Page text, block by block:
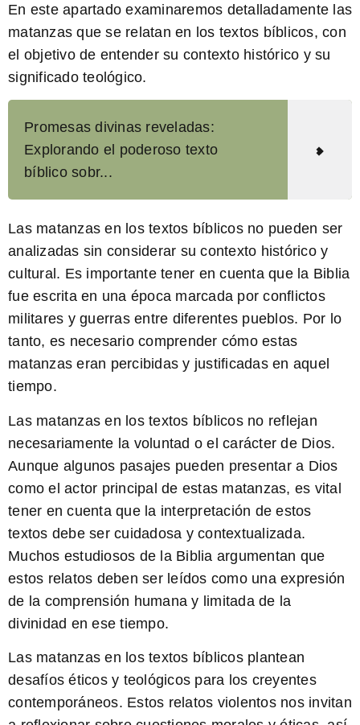
En este apartado examinaremos detalladamente las
matanzas que se relatan en los textos bíblicos, con
el objetivo de entender su contexto histórico y su
significado teológico.
Promesas divinas reveladas:
Explorando el poderoso texto
bíblico sobr...
Las matanzas en los textos bíblicos no pueden ser
analizadas sin considerar su contexto histórico y
cultural. Es importante tener en cuenta que la Biblia
fue escrita en una época marcada por conflictos
militares y guerras entre diferentes pueblos. Por lo
tanto, es necesario comprender cómo estas
matanzas eran percibidas y justificadas en aquel
tiempo.
Las matanzas en los textos bíblicos no reflejan
necesariamente la voluntad o el carácter de Dios.
Aunque algunos pasajes pueden presentar a Dios
como el actor principal de estas matanzas, es vital
tener en cuenta que la interpretación de estos
textos debe ser cuidadosa y contextualizada.
Muchos estudiosos de la Biblia argumentan que
estos relatos deben ser leídos como una expresión
de la comprensión humana y limitada de la
divinidad en ese tiempo.
Las matanzas en los textos bíblicos plantean
desafíos éticos y teológicos para los creyentes
contemporáneos. Estos relatos violentos nos invitan